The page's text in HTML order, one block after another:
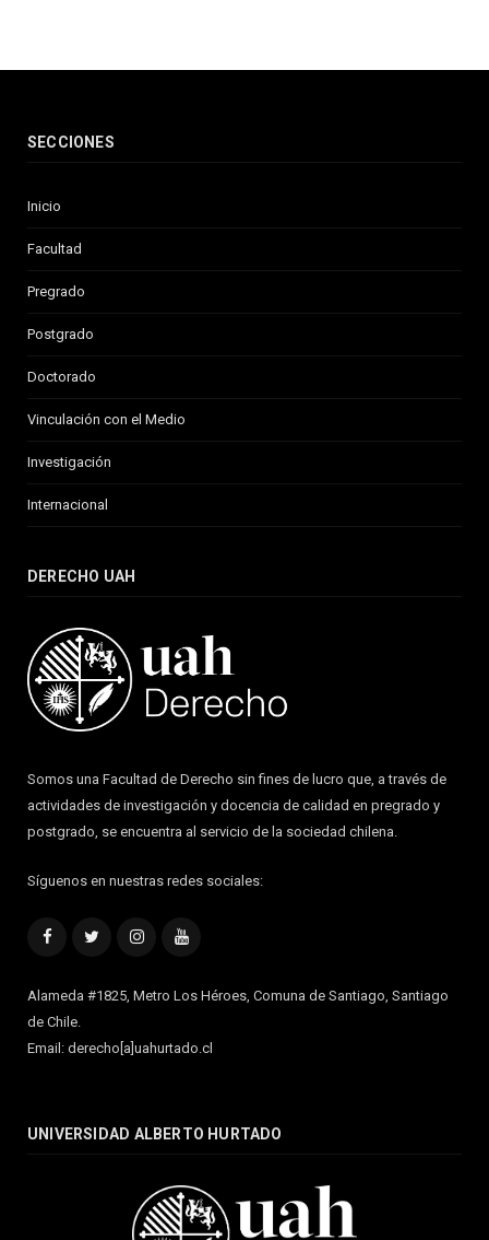
SECCIONES
Inicio
Facultad
Pregrado
Postgrado
Doctorado
Vinculación con el Medio
Investigación
Internacional
DERECHO UAH
Somos una Facultad de Derecho sin fines de lucro que, a través de
actividades de investigación y docencia de calidad en pregrado y
postgrado, se encuentra al servicio de la sociedad chilena.
Síguenos en nuestras redes sociales:
FacebookTwitterInstagramYouTube
Alameda #1825, Metro Los Héroes, Comuna de Santiago, Santiago
de Chile.
Email: derecho[a]uahurtado.cl
UNIVERSIDAD ALBERTO HURTADO